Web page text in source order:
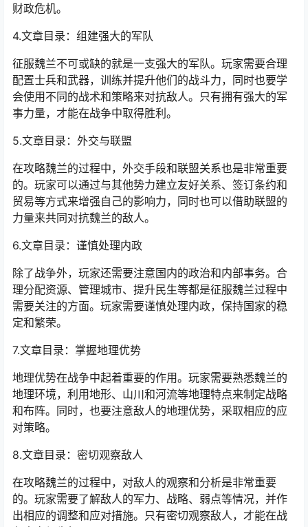
财政危机。
4.文章目录：组建强大的军队
征服魏兰不可或缺的就是一支强大的军队。玩家需要合理
配置士兵和武器，训练并提升他们的战斗力，同时也要学
会使用不同的战术和策略来对抗敌人。只有拥有强大的军
事力量，才能在战争中取得胜利。
5.文章目录：外交与联盟
在攻略魏兰的过程中，外交手段和联盟关系也是非常重要
的。玩家可以通过与其他势力建立友好关系、签订条约和
贸易等方式来增强自己的影响力，同时也可以借助联盟的
力量来共同对抗魏兰的敌人。
6.文章目录：谨慎处理内政
除了战争外，玩家还需要注意国内的政治和内部事务。合
理分配资源、管理城市、提升民生等都是征服魏兰过程中
需要关注的方面。玩家需要谨慎处理内政，保持国家的稳
定和繁荣。
7.文章目录：掌握地理优势
地理优势在战争中起着重要的作用。玩家需要熟悉魏兰的
地理环境，利用地形、山川和河流等地理特点来制定战略
和布阵。同时，也要注意敌人的地理优势，采取相应的应
对策略。
8.文章目录：密切观察敌人
在攻略魏兰的过程中，对敌人的观察和分析是非常重要
的。玩家需要了解敌人的军力、战略、弱点等情况，并作
出相应的调整和应对措施。只有密切观察敌人，才能在战